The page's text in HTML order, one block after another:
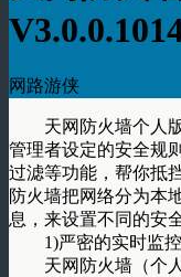
网路游侠
天网防火墙个人版
管理者设定的安全规
过滤等功能，帮你抵
防火墙把网络分为本
息，来设置不同的安
1)严密的实时监控
天网防火墙（个人